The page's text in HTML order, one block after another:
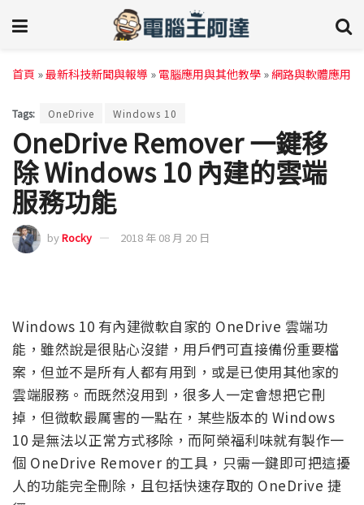
首頁 »最新科技新聞與報導 » 電腦應用與其他教學 »網路與軟體應用
Tags: OneDrive Windows 10
OneDrive Remover 一鍵移
除 Windows 10 內建的雲端
服務功能
byRocky 2018 年 08 月 20 日
Windows 10 有內建微軟自家的 OneDrive 雲端功
能，雖然說是很貼心沒錯，用戶們可直接備份重要檔
案，但並不是所有人都有用到，或是已使用其他家的
雲端服務。而既然沒用到，很多人一定會想把它刪
掉，但微軟最厲害的一點在，某些版本的 Windows
10 是無法以正常方式移除，而阿榮福利味就有製作一
個 OneDrive Remover 的工具，只需一鍵即可把這擾
人的功能完全刪除，且包括快速存取的 OneDrive 捷